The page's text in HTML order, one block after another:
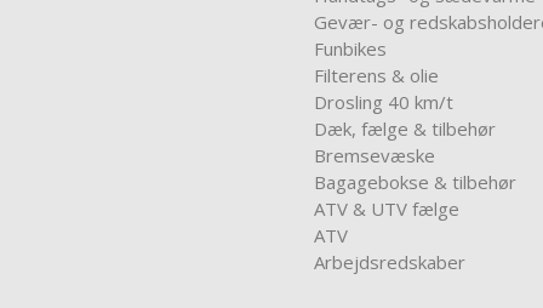
Gevær- og
Funbikes
Filterens & olie
Drosling 40 km/t
Dæk, fælge & tilbehør
Bremsevæske
Bagagebokse & tilbehør
ATV & UTV fælge
ATV
Arbejdsredskaber